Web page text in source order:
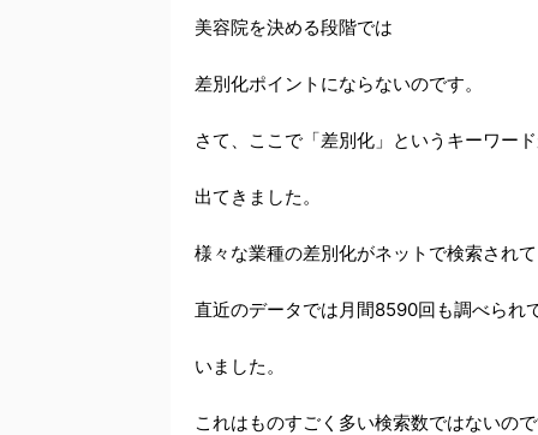
美容院を決める段階では
差別化ポイントにならないのです。
さて、ここで「差別化」というキーワー
出てきました。
様々な業種の差別化がネットで検索され
直近のデータでは月間8590回も調べられ
いました。
これはものすごく多い検索数ではないの